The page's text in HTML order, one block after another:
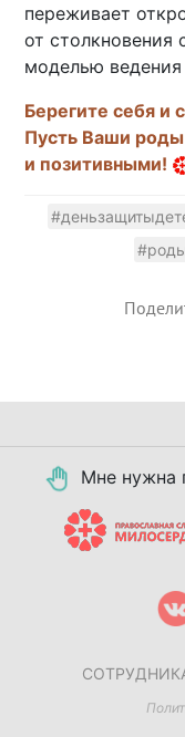
переживает
от столкновения
моделью
Берегите себя и
Пусть Ваши
и позитивными!
Мне нужна